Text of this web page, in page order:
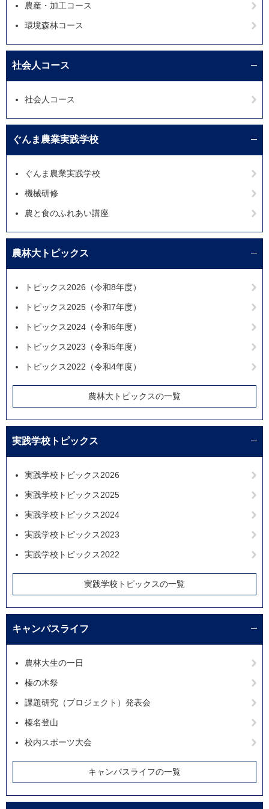
農産・加工コース
環境森林コース
社会人コース
社会人コース
ぐんま農業実践学校
ぐんま農業実践学校
機械研修
農と食のふれあい講座
農林大トピックス
トピックス2026（令和8年度）
トピックス2025（令和7年度）
トピックス2024（令和6年度）
トピックス2023（令和5年度）
トピックス2022（令和4年度）
農林大トピックスの一覧
実践学校トピックス
実践学校トピックス2026
実践学校トピックス2025
実践学校トピックス2024
実践学校トピックス2023
実践学校トピックス2022
実践学校トピックスの一覧
キャンパスライフ
農林大生の一日
榛の木祭
課題研究（プロジェクト）発表会
榛名登山
校内スポーツ大会
キャンパスライフの一覧